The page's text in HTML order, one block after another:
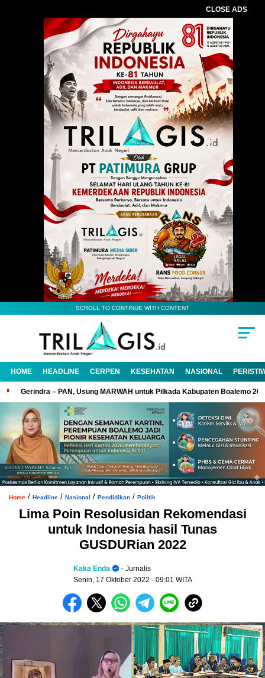
CLOSE ADS
SCROLL TO CONTINUE WITH CONTENT
HOME HEADLINE CERPEN KESEHATAN NASIONAL
Gerindra – PAN, Usung MARWAH untuk Pilkada Kabupaten Boalemo
Home / Headline / Nasional / Pendidikan / Politik
Lima Poin Resolusidan Rekomendasi
untuk Indonesia hasil Tunas
GUSDURian 2022
Kaka Enda
- Jurnalis
Senin, 17 Oktober 2022 - 09:01 WITA